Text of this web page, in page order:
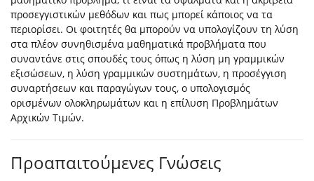
προσεγγιστικών μεθόδων και πως μπορεί κάποιος να τα
περιορίσει. Οι φοιτητές θα μπορούν να υπολογίζουν τη λύση
στα πλέον συνηθισμένα μαθηματικά προβλήματα που
συναντάνε στις σπουδές τους όπως η λύση μη γραμμικών
εξισώσεων, η λύση γραμμικών συστημάτων, η προσέγγιση
συναρτήσεων και παραγώγων τους, ο υπολογισμός
ορισμένων ολοκληρωμάτων και η επίλυση Προβλημάτων
Αρχικών Τιμών.
Προαπαιτούμενες Γνώσεις